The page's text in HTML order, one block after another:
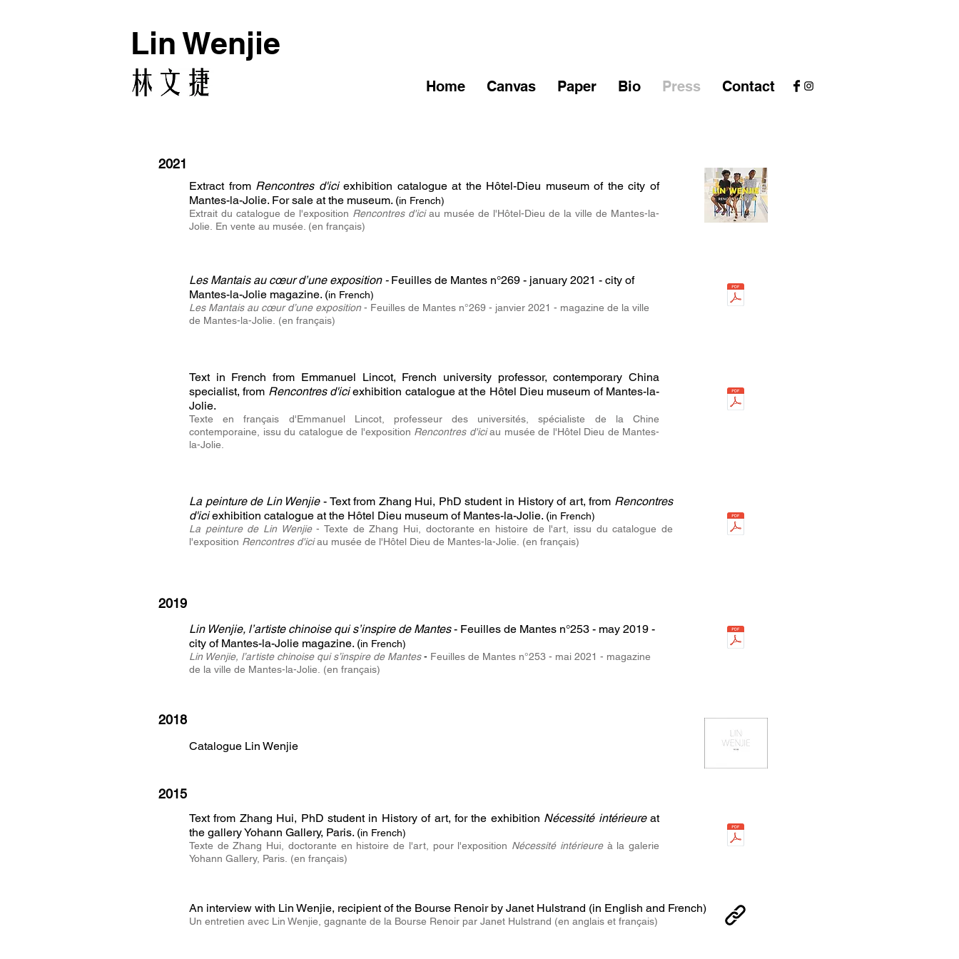
Lin Wenjie
Home Canvas Paper Bio Press Contact
2021
Extract from Rencontres d'iciexhibition catalogueat the Hôtel-Dieu museum of the city of
Mantes-la-Jolie. For sale at the museum. (in French)
Extrait du catalogue de l'exposition Rencontres d'iciau musée de l'Hôtel-Dieu de la ville de Mantes-la-
Jolie. En vente au musée. (en français)
Les Mantais au cœur d’une exposition - Feuilles de Mantes n°269 - january 2021 - city of
Mantes-la-Jolie magazine. (in French)
Les Mantais au cœur d’une exposition- Feuilles de Mantes n°269 - janvier 2021 - magazine de la ville
de Mantes-la-Jolie. (en français)
Text in French from Emmanuel Lincot, French university professor, contemporary China
specialist, from Rencontres d'iciexhibition catalogue at the Hôtel Dieu museum of Mantes-la-
Jolie.
Texte en français d'Emmanuel Lincot, professeur des universités, spécialiste de la Chine
contemporaine, issu du catalogue de l'exposition Rencontres d'iciau musée de l'Hôtel Dieu de Mantes-
la-Jolie.
La peinture de Lin Wenjie- Text from Zhang Hui, PhD student in History of art, from Rencontres
d'iciexhibition catalogue at the Hôtel Dieu museum of Mantes-la-Jolie. (in French)
La peinture de Lin Wenjie- Texte de Zhang Hui, doctorante en histoire de l'art, issu du catalogue de
l'exposition Rencontres d'iciau musée de l'Hôtel Dieu de Mantes-la-Jolie. (en français)
2019
Lin Wenjie, l’artiste chinoise qui s’inspire de Mantes- Feuilles de Mantes n°253 - may 2019 -
city of Mantes-la-Jolie magazine. (in French)
Lin Wenjie, l’artiste chinoise qui s’inspire de Mantes - Feuilles de Mantes n°253 - mai 2021 - magazine
de la ville de Mantes-la-Jolie. (en français)
2018
Catalogue Lin Wenjie
2015
Text from Zhang Hui, PhD student in History of art, for the exhibition Nécessité intérieureat
the gallery Yohann Gallery, Paris. (in French)
Texte de Zhang Hui, doctorante en histoire de l'art, pour l'exposition Nécessité intérieureà la galerie
Yohann Gallery, Paris. (en français)
An interview with Lin Wenjie, recipient of the Bourse Renoir by Janet Hulstrand (in English and French)
Un entretien avec Lin Wenjie, gagnante de la Bourse Renoir par Janet Hulstrand (en anglais et français)